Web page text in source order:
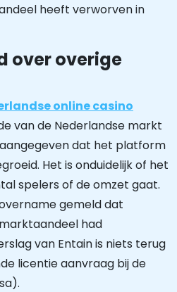
heeft verworven in
over overige
online casino
van de Nederlandse markt
dat het platform
Het is onduidelijk of het
spelers of de omzet gaat.
gemeld dat
had
van Entain is niets terug
licentie aanvraag bij de